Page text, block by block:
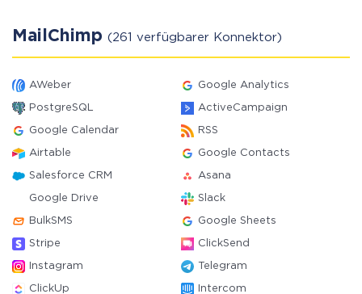
MailChimp (261 verfügbarer Konnektor)
AWeber Google Analytics
PostgreSQL ActiveCampaign
Google Calendar RSS
Airtable Google Contacts
Salesforce CRM Asana
Google Drive Slack
BulkSMS Google Sheets
Stripe ClickSend
Instagram Telegram
ClickUp Intercom